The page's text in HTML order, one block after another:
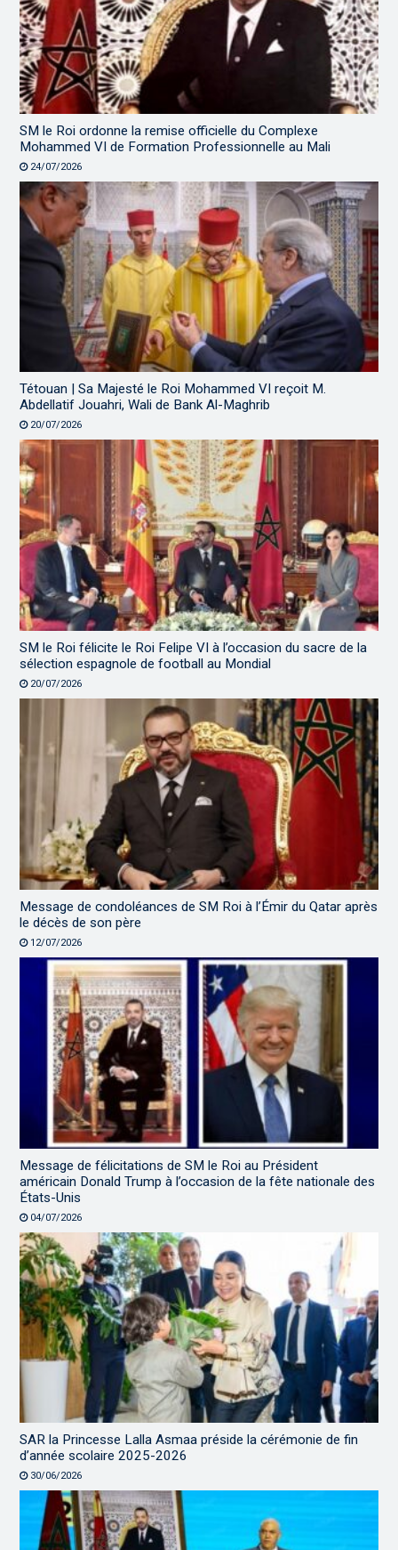
SM le Roi ordonne la remise officielle du Complexe
Mohammed VI de Formation Professionnelle au Mali
24/07/2026
Tétouan | Sa Majesté le Roi Mohammed VI reçoit M.
Abdellatif Jouahri, Wali de Bank Al-Maghrib
20/07/2026
SM le Roi félicite le Roi Felipe VI à l’occasion du sacre de la
sélection espagnole de football au Mondial
20/07/2026
Message de condoléances de SM Roi à l’Émir du Qatar après
le décès de son père
12/07/2026
Message de félicitations de SM le Roi au Président
américain Donald Trump à l’occasion de la fête nationale des
États-Unis
04/07/2026
SAR la Princesse Lalla Asmaa préside la cérémonie de fin
d’année scolaire 2025-2026
30/06/2026